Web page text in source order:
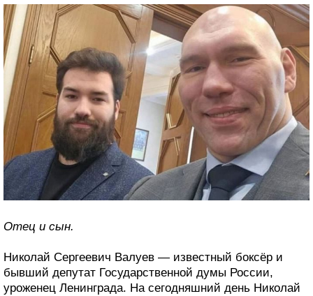
Отец и сын.
Николай Сергеевич Валуев — известный боксёр и
бывший депутат Государственной думы России,
уроженец Ленинграда. На сегодняшний день Николай